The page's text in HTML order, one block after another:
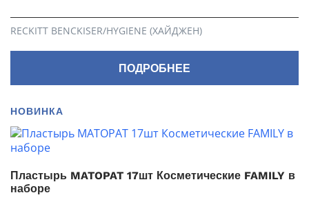
RECKITT BENCKISER/HYGIENE (ХАЙДЖЕН)
ПОДРОБНЕЕ
НОВИНКА
Пластырь MATOPAT 17шт Косметические FAMILY в
наборе